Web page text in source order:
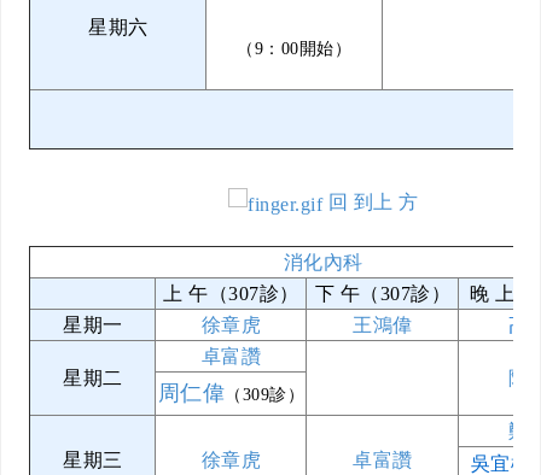
星期六
（9：00開始）
回 到上 方
消化內科
上 午（307診）
下 午（307診）
晚 上（
星期一
徐章虎 王鴻偉 高
星期二
卓富讚
陳
周仁偉 （309診）
星期三 徐章虎 卓富讚
鄭
吳宜樺